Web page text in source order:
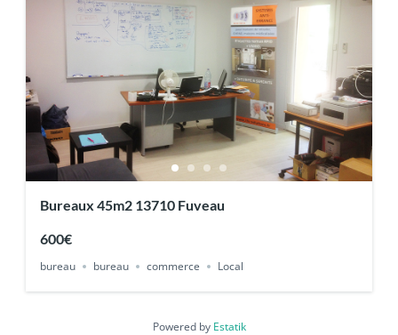
Bureaux 45m2 13710 Fuveau
600€
bureau bureau commerce Local
Powered by Estatik